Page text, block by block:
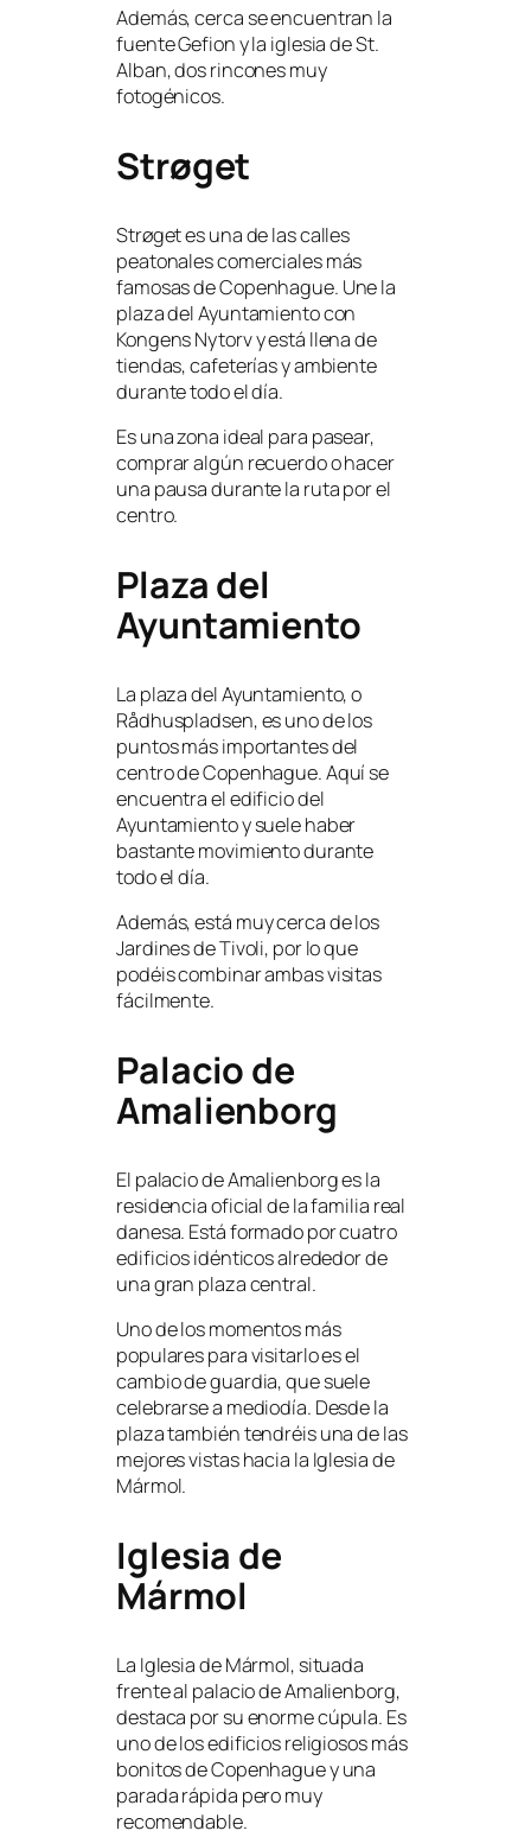
Además, cerca se encuentran la
fuente Gefion y la iglesia de St.
Alban, dos rincones muy
fotogénicos.
Strøget
Strøget es una de las calles
peatonales comerciales más
famosas de Copenhague. Une la
plaza del Ayuntamiento con
Kongens Nytorv y está llena de
tiendas, cafeterías y ambiente
durante todo el día.
Es una zona ideal para pasear,
comprar algún recuerdo o hacer
una pausa durante la ruta por el
centro.
Plaza del
Ayuntamiento
La plaza del Ayuntamiento, o
Rådhuspladsen, es uno de los
puntos más importantes del
centro de Copenhague. Aquí se
encuentra el edificio del
Ayuntamiento y suele haber
bastante movimiento durante
todo el día.
Además, está muy cerca de los
Jardines de Tivoli, por lo que
podéis combinar ambas visitas
fácilmente.
Palacio de
Amalienborg
El palacio de Amalienborg es la
residencia oficial de la familia real
danesa. Está formado por cuatro
edificios idénticos alrededor de
una gran plaza central.
Uno de los momentos más
populares para visitarlo es el
cambio de guardia, que suele
celebrarse a mediodía. Desde la
plaza también tendréis una de las
mejores vistas hacia la Iglesia de
Mármol.
Iglesia de
Mármol
La Iglesia de Mármol, situada
frente al palacio de Amalienborg,
destaca por su enorme cúpula. Es
uno de los edificios religiosos más
bonitos de Copenhague y una
parada rápida pero muy
recomendable.